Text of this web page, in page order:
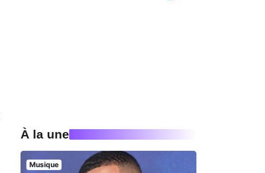
À la une
Musique